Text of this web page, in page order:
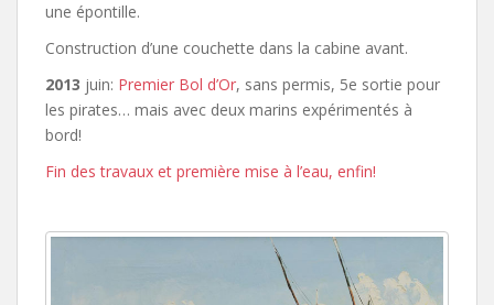
une épontille.
Construction d’une couchette dans la cabine avant.
2013 juin: Premier Bol d’Or, sans permis, 5e sortie pour
les pirates… mais avec deux marins expérimentés à
bord!
Fin des travaux et première mise à l’eau, enfin!